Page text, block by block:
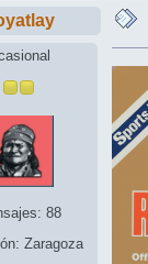
88
Zaragoza